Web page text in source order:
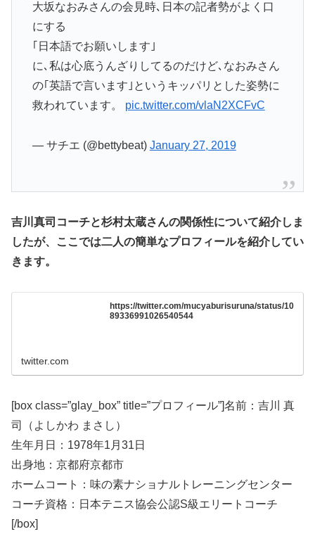
大坂なおみさんの会見時､日本の記者勢がよく口
にする
｢日本語でお願いします｣
に､私は心底うんざりしてるのだけど､なおみさん
の｢英語で言います｣というキッパリとした姿勢に
救われています。 pic.twitter.com/vlaN2XCFvC
— サチエ (@bettybeat) January 27, 2019
吉川真司コーチと杉村太蔵さんの関係性について紹介しま
したが、ここでは二人の簡単なプロフィールを紹介してい
きます。
https://twitter.com/mucyaburisuruna/status/10
89336991026540544
twitter.com
[box class=”glay_box” title=”プロフィール”]名前：吉川 真
司（よしかわ まさし）
生年月日：1978年1月31日
出身地：京都府京都市
ホームコート：味の素ナショナルトレーニングセンター
コーチ資格：日本テニス協会公認S級エリートコーチ
[/box]